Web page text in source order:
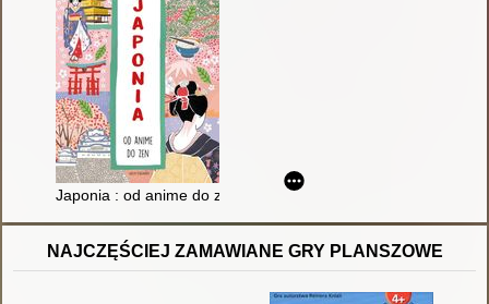
Japonia : od anime do zen
NAJCZĘŚCIEJ ZAMAWIANE GRY PLANSZOWE